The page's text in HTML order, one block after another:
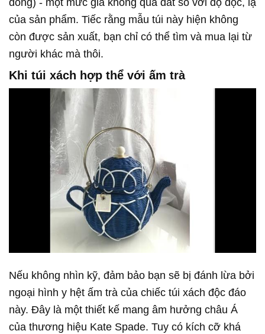
của sản phẩm. Tiếc rằng mẫu túi này hiện không
còn được sản xuất, bạn chỉ có thể tìm và mua lại từ
người khác mà thôi.
Khi túi xách hợp thể với ấm trà
Nếu không nhìn kỹ, đảm bảo bạn sẽ bị đánh lừa bởi
ngoại hình y hệt ấm trà của chiếc túi xách độc đáo
này. Đây là một thiết kế mang âm hưởng châu Á
của thương hiệu Kate Spade. Tuy có kích cỡ khá